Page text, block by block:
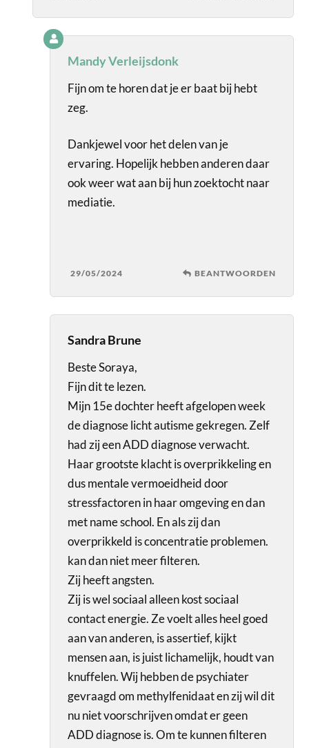
Mandy Verleijsdonk
Fijn om te horen dat je er baat bij hebt
zeg.
Dankjewel voor het delen van je
ervaring. Hopelijk hebben anderen daar
ook weer wat aan bij hun zoektocht naar
mediatie.
29/05/2024 BEANTWOORDEN
Sandra Brune
Beste Soraya,
Fijn dit te lezen.
Mijn 15e dochter heeft afgelopen week
de diagnose licht autisme gekregen. Zelf
had zij een ADD diagnose verwacht.
Haar grootste klacht is overprikkeling en
dus mentale vermoeidheid door
stressfactoren in haar omgeving en dan
met name school. En als zij dan
overprikkeld is concentratie problemen.
kan dan niet meer filteren.
Zij heeft angsten.
Zij is wel sociaal alleen kost sociaal
contact energie. Ze voelt alles heel goed
aan van anderen, is assertief, kijkt
mensen aan, is juist lichamelijk, houdt van
knuffelen. Wij hebben de psychiater
gevraagd om methylfenidaat en zij wil dit
nu niet voorschrijven omdat er geen
ADD diagnose is. Om te kunnen filteren